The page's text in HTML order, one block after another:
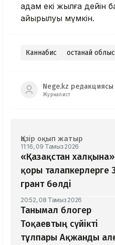
адам екі жылға дейін
айырылуы мүмкін.
Каннабис Қостанай
Nege.kz редакциясы
Журналист
Қазір оқып жатыр
11:16, 09 Тамыз 2026
«Қазақстан халқына»
қоры талапкерлерге
грант бөлді
20:52, 08 Тамыз 2026
Танымал блогер
Тоқаевтың сүйікті
тұлпары Ақжанды